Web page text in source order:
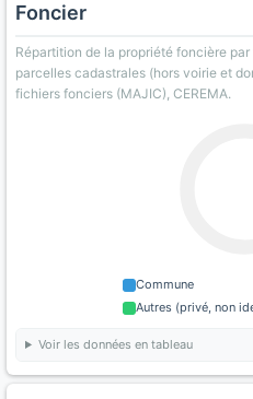
Foncier
Répartition de la propriété foncière
parcelles cadastrales (hors voirie et
fichiers fonciers (MAJIC), CEREMA.
Commune
Autres (privé, non
Voir les données en tableau